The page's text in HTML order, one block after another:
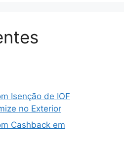
Isenção de IOF
no Exterior
Cashback em